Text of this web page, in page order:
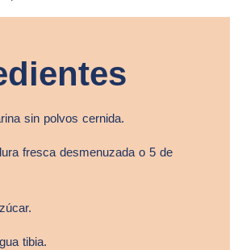
sin polvos cernida.
fresca desmenuzada o 5 de
tibia.